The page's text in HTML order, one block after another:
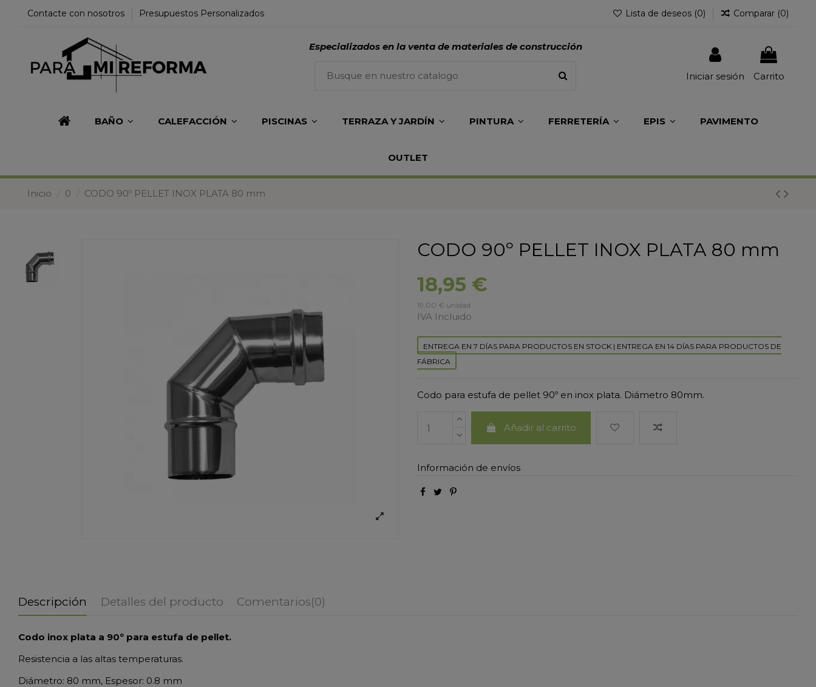
Contacte con nosotros Presupuestos Personalizados Lista de deseos (0) Comparar (0)
Especializados en la venta de materiales de construcción
Iniciar sesión Carrito
BAÑO CALEFACCIÓN PISCINAS TERRAZA Y JARDÍN PINTURA FERRETERÍA EPIS PAVIMENTO
OUTLET
Inicio 0 CODO 90º PELLET INOX PLATA 80 mm
CODO 90º PELLET INOX PLATA 80 mm
18,95 €
19,00 € unidad
IVA Incluido
ENTREGA EN 7 DÍAS PARA PRODUCTOS EN STOCK | ENTREGA EN 14 DÍAS PARA PRODUCTOS DE
FÁBRICA
Codo para estufa de pellet 90º en inox plata. Diámetro 80mm.
Añadir al carrito
Información de envíos
Descripción Detalles del producto Comentarios(0)
Codo inox plata a 90º para estufa de pellet.
Resistencia a las altas temperaturas.
Diámetro: 80 mm, Espesor: 0.8 mm